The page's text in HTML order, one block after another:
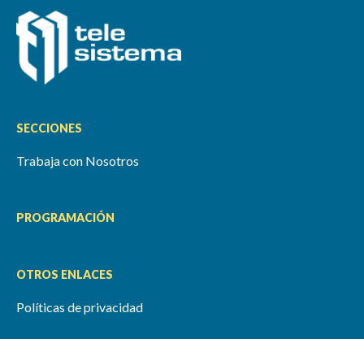
SECCIONES
Trabaja con Nosotros
PROGRAMACIÓN
OTROS ENLACES
Políticas de privacidad